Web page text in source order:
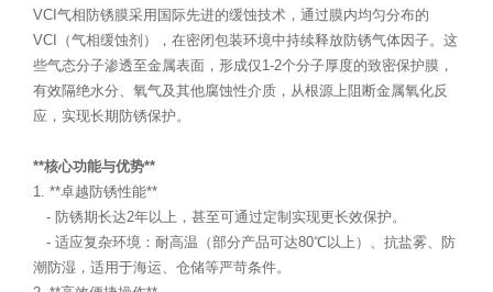
VCI气相防锈膜采用国际先进的缓蚀技术，通过膜内均匀分布的
VCI（气相缓蚀剂），在密闭包装环境中持续释放防锈气体因子。这
些气态分子渗透至金属表面，形成仅1-2个分子厚度的致密保护膜，
有效隔绝水分、氧气及其他腐蚀性介质，从根源上阻断金属氧化反
应，实现长期防锈保护。
**核心功能与优势**
1. **卓越防锈性能**
- 防锈期长达2年以上，甚至可通过定制实现更长效保护。
- 适应复杂环境：耐高温（部分产品可达80℃以上）、抗盐雾、防
潮防湿，适用于海运、仓储等严苛条件。